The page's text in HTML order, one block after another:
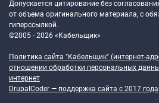
Допускается цитирование без
от объема оригинального материала, с
гиперссылкой.
©2005 - 2026 «Кабельщик»
Политика сайта "Кабельщик" (интернет-
отношении обработки персональных
интернет
DrupalCoder — поддержка сайта c 2017 года